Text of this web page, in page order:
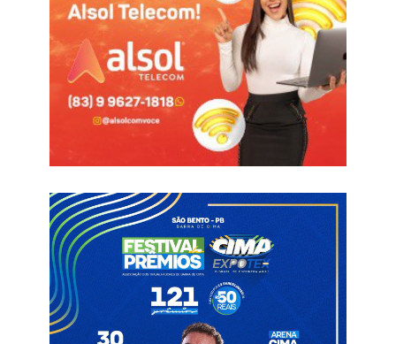
O Estado apoia o evento e na gestão de Hugo na agricultura
paraibana, as condições deste tipo de realização foram
impulsionados.
Expoagro Gerfeson São Bento